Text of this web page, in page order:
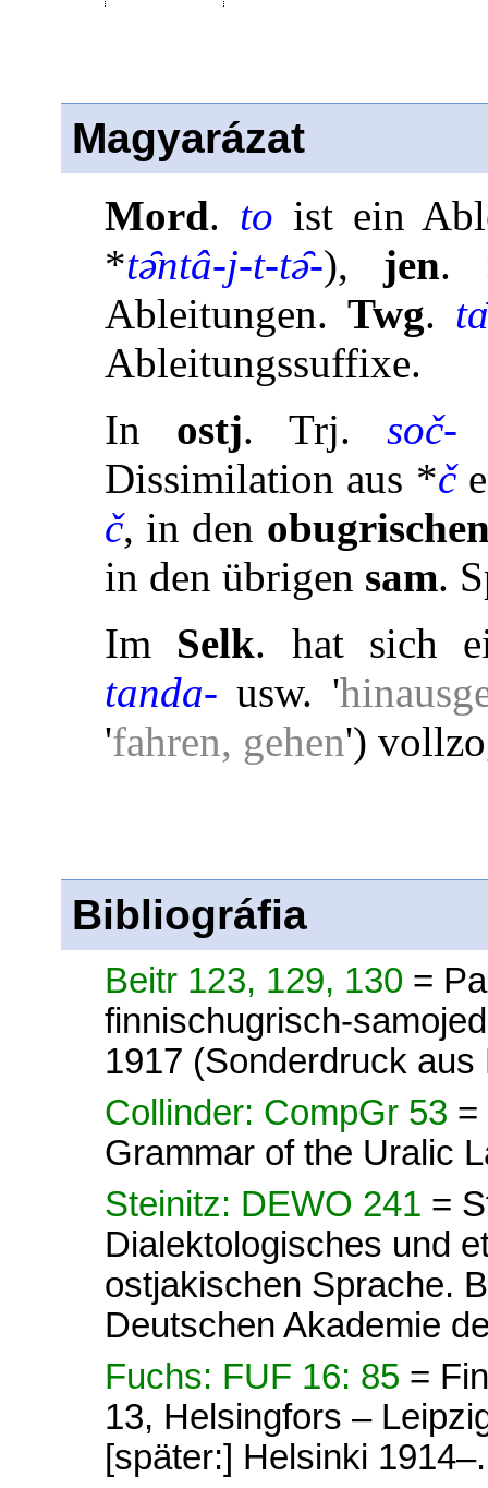
Magyarázat
Mord. to ist ein
*tə̑ntâ-j-t-tə̑-), jen.
Ableitungen.Twg.
Ableitungssuffixe.
In ostj. Trj. soč-
Dissimilation aus *č
č, in den
in den übrigen sam.
Im Selk. hat sich
tanda- usw. '
'fahren, gehen')
Bibliográfia
Beitr 123, 129, 130 =
finnischugrisch-
1917 (Sonderdruck
Collinder: CompGr 53 =
Grammar of the Uralic
Steinitz: DEWO 241 =
Dialektologisches und
ostjakischen Sprache.
Deutschen Akademie
Fuchs: FUF 16: 85 =
13, Helsingfors –
[später:] Helsinki 1914–.